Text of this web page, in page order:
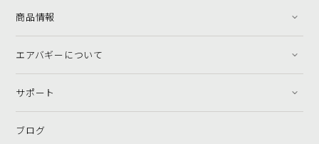
商品情報
エアバギーについて
サポート
ブログ